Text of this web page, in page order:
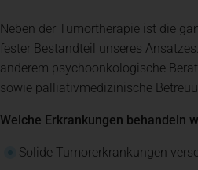
Neben der Tumortherapie ist die
fester Bestandteil unseres
anderem psychoonkologische
sowie palliativmedizinische
Welche Erkrankungen behandeln
Solide Tumorerkrankungen